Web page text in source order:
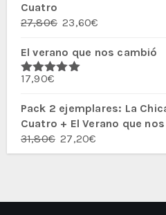
Cuatro
27,80€ El
original
era:
23,60€
actual
El verano que nos cambió
Valorado
5
17,90€
Pack 2 ejemplares: La
Cuatro + El Verano que
31,80€ El
precio
31,80€.
27,20€
precio
27,20€.